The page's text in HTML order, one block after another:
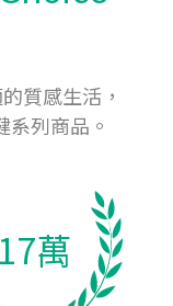
質感生活，
列商品。
17萬